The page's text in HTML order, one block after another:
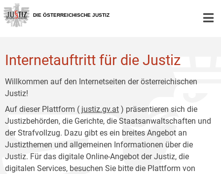
Zur
Hauptnavigation
[1]
Zum
Inhalt
[2]
DIE ÖSTERREICHISCHE JUSTIZ
Internetauftritt für die Justiz
Willkommen auf den Internetseiten der österreichischen
Justiz!
Auf dieser Plattform ( justiz.gv.at ) präsentieren sich die
Justizbehörden, die Gerichte, die Staatsanwaltschaften und
der Strafvollzug. Dazu gibt es ein breites Angebot an
Justizthemen und allgemeinen Informationen über die
Justiz. Für das digitale Online-Angebot der Justiz, die
digitalen Services, besuchen Sie bitte die Plattform von